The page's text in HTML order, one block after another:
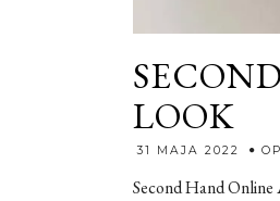
LOOK
31 MAJA 2022
Second Hand Online